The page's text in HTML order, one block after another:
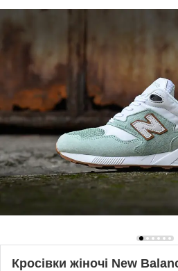
Кросівки жіночі New